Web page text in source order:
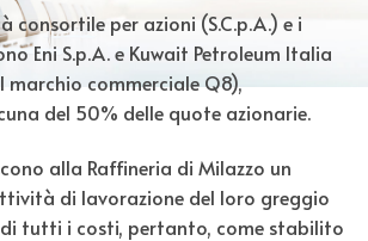
consortile per azioni (S.C.p.A.) e i
Eni S.p.A. e Kuwait Petroleum Italia
marchio commerciale Q8),
del 50% delle quote azionarie.
alla Raffineria di Milazzo un
di lavorazione del loro greggio
tutti i costi, pertanto, come stabilito